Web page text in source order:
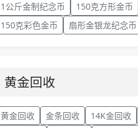
1公斤金制纪念币
150克方形金币
150克彩色金币
扇形金银龙纪念币
黄金回收
黄金回收 金条回收 14K金回收